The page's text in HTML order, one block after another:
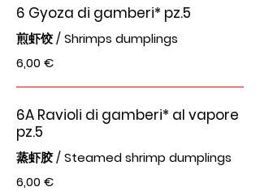
6 Gyoza di gamberi* pz.5
煎虾饺 / Shrimps dumplings
6,00 €
6A Ravioli di gamberi* al vapore
pz.5
蒸虾胶 / Steamed shrimp dumplings
6,00 €